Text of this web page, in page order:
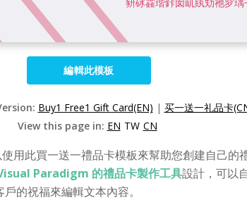
編輯此模板
Buy1 Free1 Gift Card(EN) | 买一送一礼品卡
View this page in: EN TW CN
用此買一送一禮品卡模板來幫助您創建自己
Paradigm 的禮品卡製作工具設計，可以
的祝福來編輯文本內容。